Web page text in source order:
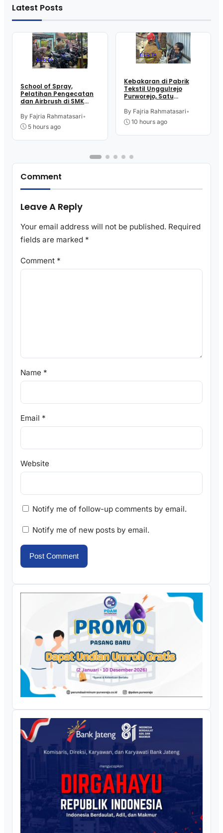
Latest Posts
BERITA
School of Spray,
Pelatihan Pengecatan
dan Airbrush di SMK
Kutoarjo
By Fajria Rahmatasari•
5 hours ago
BERITA
Kebakaran di Pabrik
Tekstil Unggulrejo
Purworejo, Satu
Tulang, Petugas
Damkar Sesak Nafas
By Fajria Rahmatasari•
10 hours ago
Comment
Leave A Reply
Your email address will not be published. Required
fields are marked *
Comment *
Name *
Email *
Website
Notify me of follow-up comments by email.
Notify me of new posts by email.